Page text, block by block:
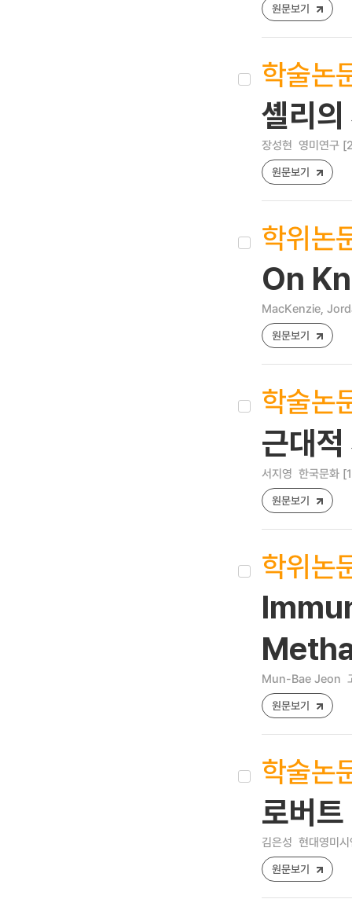
원문보기
학술논
셸리의
장성현 영미연구
원문보기
학위논
On
MacKenzie,
원문보기
학술논
근대
서지영 한국문화
원문보기
학위논
Mun-Bae Jeon
원문보기
학술논
로버트
김은성 현대영미
원문보기